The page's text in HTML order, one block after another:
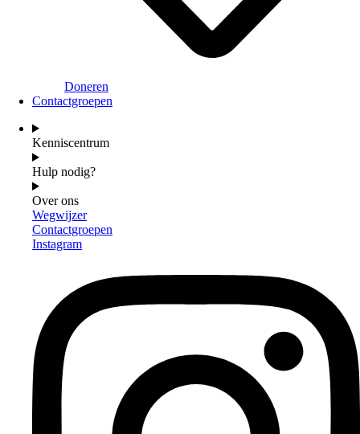
Doneren
Contactgroepen
Kenniscentrum
Hulp nodig?
Over ons
Wegwijzer
Contactgroepen
Instagram